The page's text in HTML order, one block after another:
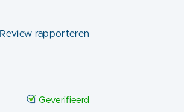
Review rapporteren
Geverifieerd